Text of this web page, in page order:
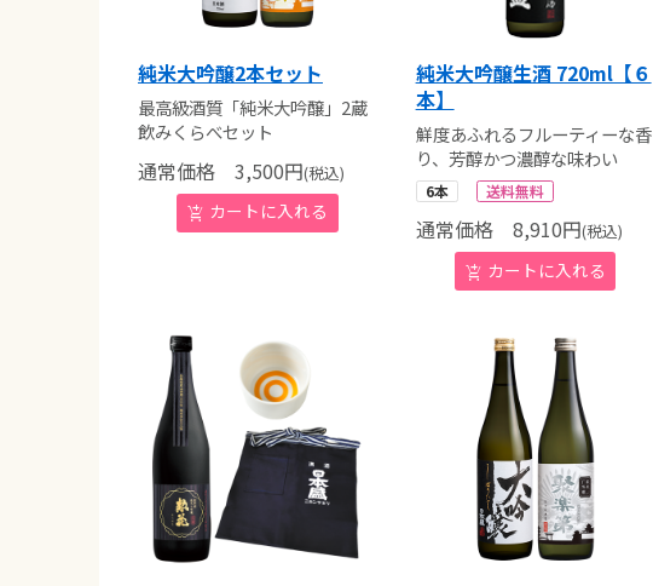
純米大吟醸2本セット
最高級酒質「純米大吟醸」2蔵
飲みくらべセット
通常価格 3,500円(税込)
純米大吟醸生酒 720ml【６
本】
鮮度あふれるフルーティーな香
り、芳醇かつ濃醇な味わい
6本 送料無料
通常価格8,910円(税込)